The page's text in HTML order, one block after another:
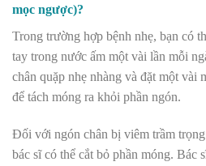
mọc ngược)?
Trong trường hợp bệnh nhẹ, bạn có
tay trong nước ấm một vài lần mỗi
chân quặp nhẹ nhàng và đặt một vài
để tách móng ra khỏi phần ngón.
Đối với ngón chân bị viêm trầm
bác sĩ có thể cắt bỏ phần móng. Bác